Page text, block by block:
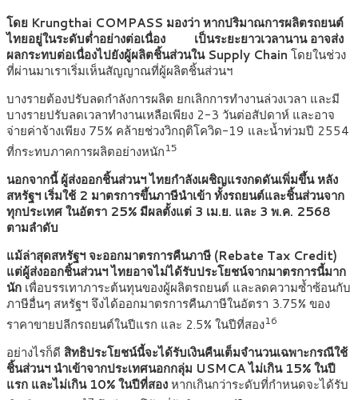
โดย Krungthai COMPASS มองว่า หากปริมาณการผลิตรถยนต์
ไทยอยู่ในระดับต่ำอย่างต่อเนื่อง เป็นระยะยาวเวลานาน อาจส่ง
ผลกระทบต่อเนื่องไปยังผู้ผลิตชิ้นส่วนใน Supply Chain โดยในช่วง
ที่ผ่านมาเราเริ่มเห็นสัญญาณที่ผู้ผลิตชิ้นส่วนฯ
บางรายต้องปรับลดกำลังการผลิต ยกเลิกการทำงานล่วงเวลา และมี
บางรายปรับลดเวลาทำงานเหลือเพียง 2-3 วันต่อสัปดาห์ และอาจ
จ่ายค่าจ้างเพียง 75% คล้ายช่วงวิกฤติโควิด-19 และน้ำท่วมปี 2554
ที่กระทบภาคการผลิตอย่างหนัก15
นอกจากนี้ ผู้ส่งออกชิ้นส่วนฯ ไทยกำลังเผชิญแรงกดดันเพิ่มขึ้น หลัง
สหรัฐฯ เริ่มใช้ 2 มาตรการขึ้นภาษีนำเข้า ทั้งรถยนต์และชิ้นส่วนจาก
ทุกประเทศ ในอัตรา 25% มีผลตั้งแต่ 3 เม.ย. และ 3 พ.ค. 2568
ตามลำดับ
แม้ล่าสุดสหรัฐฯ จะออกมาตรการคืนภาษี (Rebate Tax Credit)
แต่ผู้ส่งออกชิ้นส่วนฯ ไทยอาจไม่ได้รับประโยชน์จากมาตรการนี้มาก
นัก เพื่อบรรเทาภาระต้นทุนของผู้ผลิตรถยนต์ และลดความซ้ำซ้อนกับ
ภาษีอื่นๆ สหรัฐฯ จึงได้ออกมาตรการคืนภาษีในอัตรา 3.75% ของ
ราคาขายปลีกรถยนต์ในปีแรก และ 2.5% ในปีที่สอง16
อย่างไรก็ดี สิทธิประโยชน์นี้จะได้รับเงินคืนเต็มจำนวนเฉพาะกรณีใช้
ชิ้นส่วนฯ นำเข้าจากประเทศนอกกลุ่ม USMCA ไม่เกิน 15% ในปี
แรก และไม่เกิน 10% ในปีที่สองหากเกินกว่าระดับที่กำหนดจะได้รับ